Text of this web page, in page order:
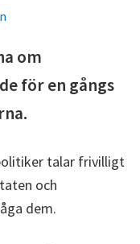
om
för en gångs
talar frivilligt
och
dem.